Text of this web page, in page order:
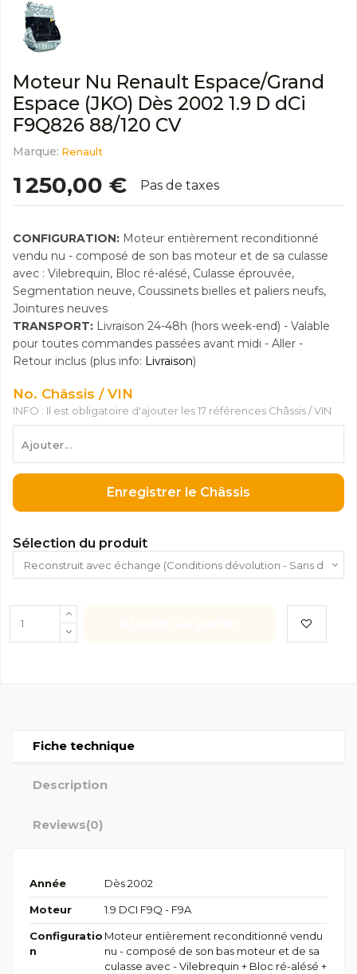
Moteur Nu Renault Espace/Grand
Espace (JKO) Dès 2002 1.9 D dCi
F9Q826 88/120 CV
Marque: Renault
1 250,00 € Pas de taxes
CONFIGURATION: Moteur entièrement reconditionné
vendu nu - composé de son bas moteur et de sa culasse
avec : Vilebrequin, Bloc ré-alésé, Culasse éprouvée,
Segmentation neuve, Coussinets bielles et paliers neufs,
Jointures neuves
TRANSPORT: Livraison 24-48h (hors week-end) - Valable
pour toutes commandes passées avant midi - Aller -
Retour inclus (plus info: Livraison)
No. Châssis / VIN
INFO : Il est obligatoire d'ajouter les 17 références Châssis / VIN
Enregistrer le Châssis
Sélection du produit
Fiche technique
Description
Reviews(0)
Année Dès 2002
Moteur 1.9 DCI F9Q - F9A
Configuratio
n
Moteur entièrement reconditionné vendu
nu - composé de son bas moteur et de sa
culasse avec - Vilebrequin + Bloc ré-alésé +